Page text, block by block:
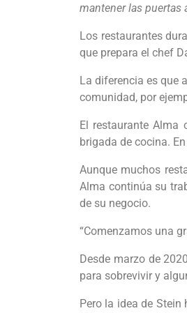
mantener las puertas
Los restaurantes
que prepara el chef
La diferencia es que
comunidad, por
El restaurante Alma
brigada de cocina.
Aunque muchos
Alma continúa su
de su negocio.
“Comenzamos una
Desde marzo de
para sobrevivir y
Pero la idea de Stein